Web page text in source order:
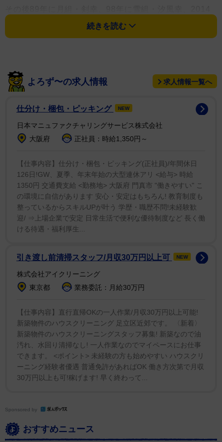
年同・壮一帆、22年同・和希そらと何度も再演が重ねら
れてきた名作。今回、OGたちの手により歌とセリフで
瀬戸内は47年前を振り返り「トップになって直後の公
演で、やはり格好いい役がやりたいじゃないですか。だ
からで冗談じゃない！って思っていました」と押し切ら
で、宝塚音楽学校時代も、日舞は補習組で不安しかなか
った。だが、いざ幕が開けると、ラストシーンに客席は
涙。日増しに熱くなっていくのを肌で感じたという。
「うなぎ上りって、はじめて経験しました」と笑顔を見
せた。
在団中は2回、退団後も3回上演した「心中・―」。主
人公の忠兵衛は「私の分身」だという。最後の上演から
年を重ねた分、分別臭くなるんじゃないか」ということ
だという。さらにヒロインの梅川を背負う場面では、初
演ではまっすぐだった背中が、「だんだんと傾斜がきつ
った。それでも「人を愛するという心は純粋で、本質は
変わらない」と長く支持される理由を語った。
初演でキーマンである八右衛門を演じたのが、後輩で
元星組トップの峰さを理さん。退団後も「ルミさん(瀬戸
内の愛称)が忠兵衛やるときは、私が八右衛門やらんとど
め、脚本・演出の菅沼潤氏も潤色・演出の谷正純氏も鬼
な！』と来てくれるくらいの舞台にしたい」と意欲を見
続きを読む
よろず〜の求人情報 求人情報一覧へ
仕分け・梱包・ピッキング NEW
日本マニュファクチャリングサービス株式会社
大阪府
正社員：時給1,350円～
【仕事内容】仕分け・梱包・ピッキング(正社員)/年間休日
126日!GW、夏季、年末年始の大型連休アリ <給与> 時給
1350円 交通費支給 <勤務地> 大阪府 門真市 "働きやすい" こ
の環境に自信があります 安心・安定はもちろん! 教育制度も
整っているからスキルUPが叶う 学歴・職歴不問!未経験歓
迎/ ⇒上場企業で安定 日常生活で便利な優待制度など 長く働
ける待遇・福利厚生...
引き渡し前清掃スタッフ/月収30万円以上可 NEW
株式会社アイクリーニング
東京都
業務委託：月給30万円
【仕事内容】直行直帰OKの一人作業/月収30万円以上可能!
新築物件のハウスクリーニング 足立区近郊です。 〈新着〉
新築物件のハウスクリーニングスタッフ募集! 新築なので油
汚れ、水回り清掃なし! 一人作業なのでマイペースにお仕事
できます。 <ポイント> 未経験の方も始めやすい ハウスクリ
ーニング経験者優遇 普通免許があればOK 働き方次第で月収
30万円以上も可!稼げます! 早く終わって...
Sponsored by
おすすめニュース